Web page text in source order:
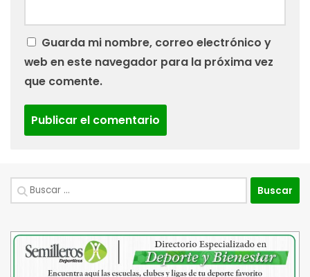
Guarda mi nombre, correo electrónico y
web en este navegador para la próxima vez
que comente.
Buscar: